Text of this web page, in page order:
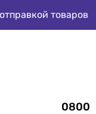
товаров
0800